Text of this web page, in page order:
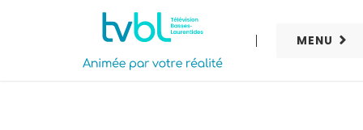
MENU